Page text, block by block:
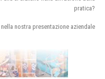
pratica?
nostra presentazione aziendale